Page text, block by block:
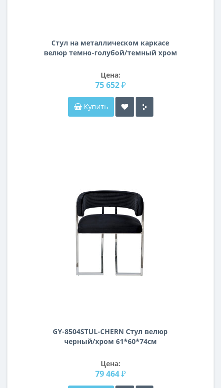
Стул на металлическом каркасе
велюр темно-голубой/темный хром
Цена:
75 652 ₽
Купить
GY-8504STUL-CHERN Стул велюр
черный/хром 61*60*74см
Цена:
79 464 ₽